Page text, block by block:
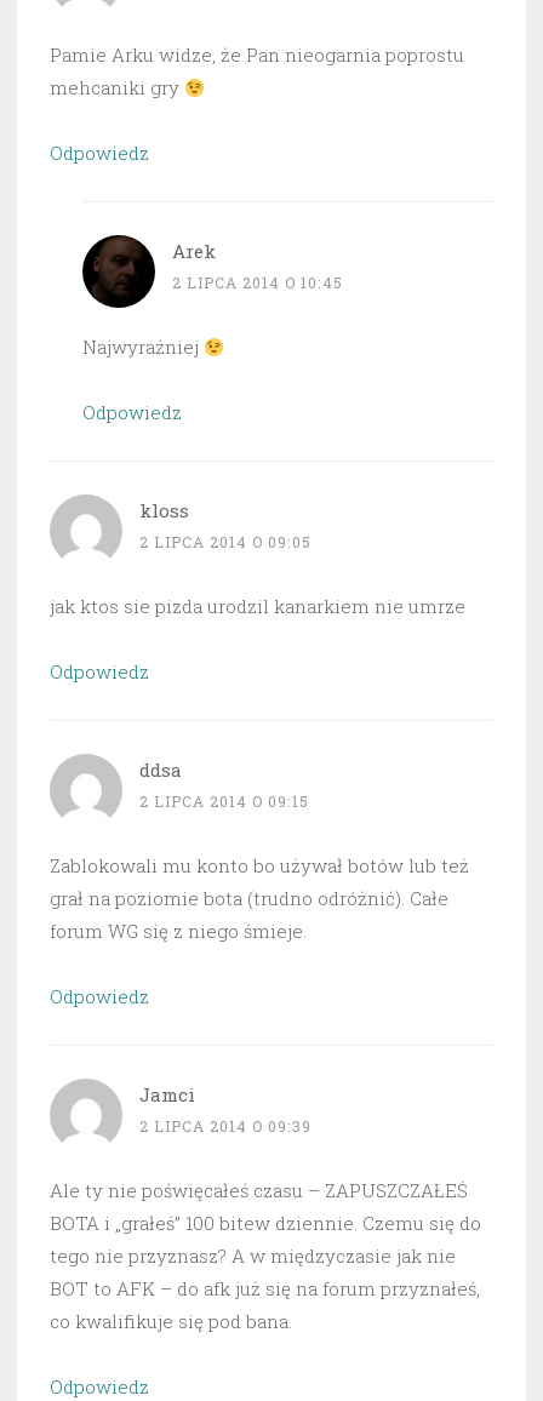
Pamie Arku widze, że Pan nieogarnia poprostu
mehcaniki gry
Odpowiedz
Arek
2 LIPCA 2014 O 10:45
Najwyraźniej
Odpowiedz
kloss
2 LIPCA 2014 O 09:05
jak ktos sie pizda urodzil kanarkiem nie umrze
Odpowiedz
ddsa
2 LIPCA 2014 O 09:15
Zablokowali mu konto bo używał botów lub też
grał na poziomie bota (trudno odróżnić). Całe
forum WG się z niego śmieje.
Odpowiedz
Jamci
2 LIPCA 2014 O 09:39
Ale ty nie poświęcałeś czasu – ZAPUSZCZAŁEŚ
BOTA i „grałeś” 100 bitew dziennie. Czemu się do
tego nie przyznasz? A w międzyczasie jak nie
BOT to AFK – do afk już się na forum przyznałeś,
co kwalifikuje się pod bana.
Odpowiedz